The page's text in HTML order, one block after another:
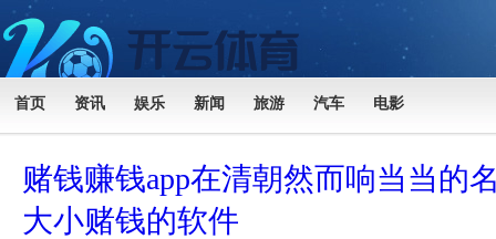
首页 资讯 娱乐 新闻 旅游 汽车 电影
赌钱赚钱app在清朝然而响当当的
大小赌钱的软件